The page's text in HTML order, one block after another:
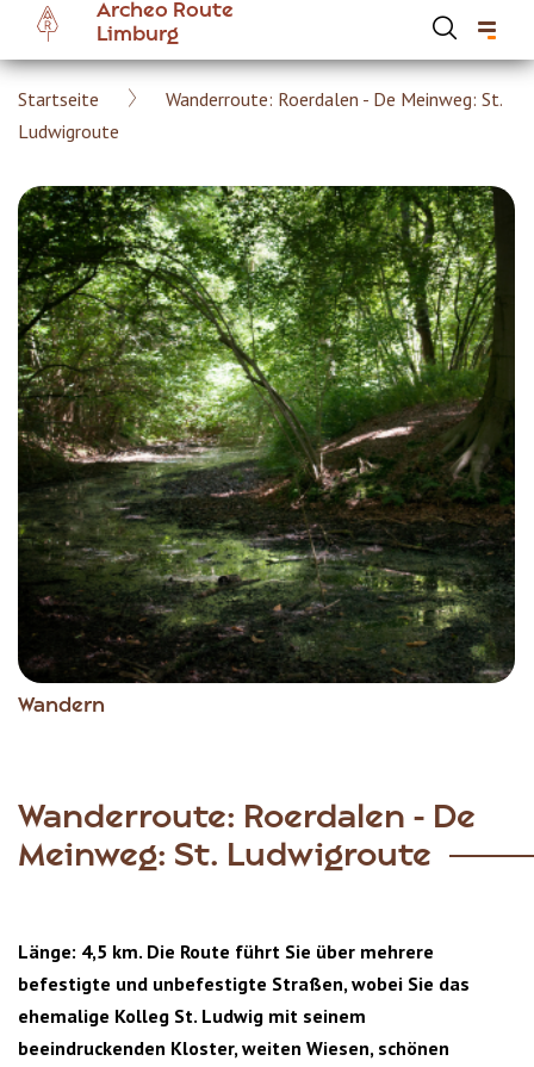
main
content
Archeo Route
Limburg
Breadcrumb
Startseite
Wanderroute: Roerdalen - De Meinweg: St.
Ludwigroute
Wandern
Wanderroute: Roerdalen - De
Meinweg: St. Ludwigroute
Länge: 4,5 km. Die Route führt Sie über mehrere
befestigte und unbefestigte Straßen, wobei Sie das
ehemalige Kolleg St. Ludwig mit seinem
beeindruckenden Kloster, weiten Wiesen, schönen